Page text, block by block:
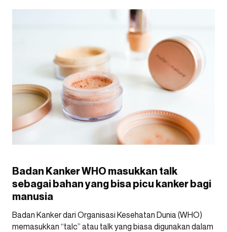
Badan Kanker WHO masukkan talk
sebagai bahan yang bisa picu kanker bagi
manusia
Badan Kanker dari Organisasi Kesehatan Dunia (WHO)
memasukkan “talc” atau talk yang biasa digunakan dalam